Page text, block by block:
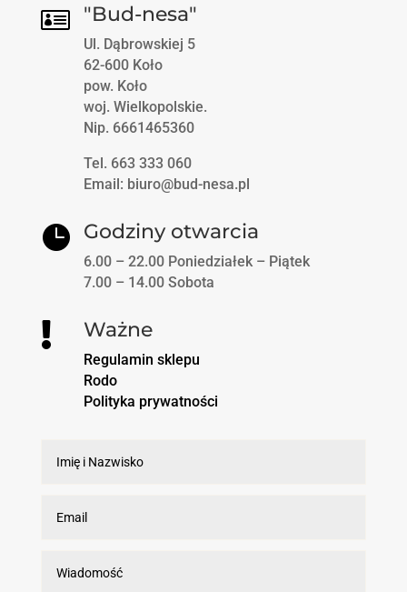
 "Bud-nesa"
Ul. Dąbrowskiej 5
62-600 Koło
pow. Koło
woj. Wielkopolskie.
Nip. 6661465360
Tel. 663 333 060
Email: biuro@bud-nesa.pl
 Godziny otwarcia
6.00 – 22.00 Poniedziałek – Piątek
7.00 – 14.00 Sobota
 Ważne
Regulamin sklepu
Rodo
Polityka prywatności